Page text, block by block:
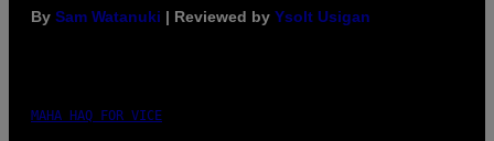
By Sam Watanuki | Reviewed by Ysolt Usigan
MAHA HAQ FOR VICE